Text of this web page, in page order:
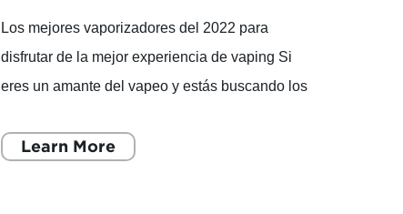
Los mejores vaporizadores del 2022 para
disfrutar de la mejor experiencia de vaping Si
eres un amante del vapeo y estás buscando los
experiencia de vaping
Learn More